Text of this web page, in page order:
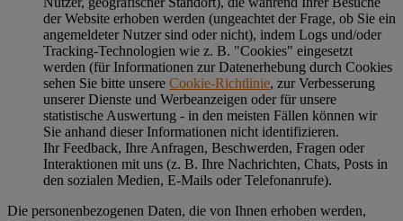
der Website erhoben werden (ungeachtet der Frage, ob Sie ein
angemeldeter Nutzer sind oder nicht), indem Logs und/oder
Tracking-Technologien wie z. B. "Cookies" eingesetzt
werden (für Informationen zur Datenerhebung durch Cookies
sehen Sie bitte unsere Cookie-Richtlinie, zur Verbesserung
unserer Dienste und Werbeanzeigen oder für unsere
statistische Auswertung - in den meisten Fällen können wir
Sie anhand dieser Informationen nicht identifizieren.
Ihr Feedback, Ihre Anfragen, Beschwerden, Fragen oder
Interaktionen mit uns (z. B. Ihre Nachrichten, Chats, Posts in
den sozialen Medien, E-Mails oder Telefonanrufe).
Die personenbezogenen Daten, die von Ihnen erhoben werden,